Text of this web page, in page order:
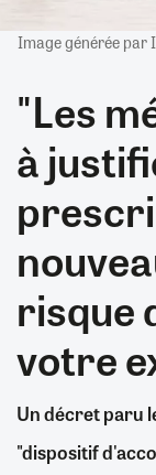
Image générée par
"Les
à
risque
votre
Un décret paru
"dispositif